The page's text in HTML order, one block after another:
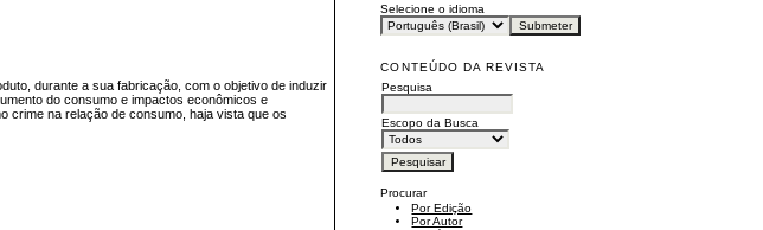
Selecione o idioma
CONTEÚDO DA REVISTA
Pesquisa
Escopo da Busca
Procurar
Por Edição
Por Autor
durante a sua fabricação, com o objetivo de induzir
do consumo e impactos econômicos e
crime na relação de consumo, haja vista que os